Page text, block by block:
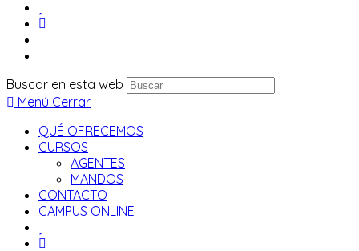
Buscar en esta web
Menú Cerrar
QUÉ OFRECEMOS
CURSOS
AGENTES
MANDOS
CONTACTO
CAMPUS ONLINE